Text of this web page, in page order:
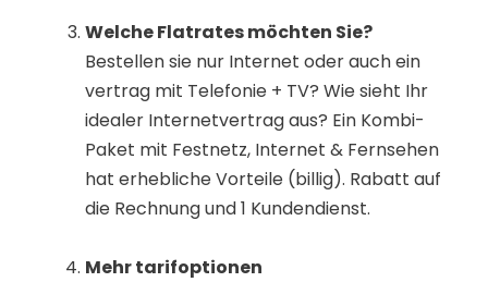
Welche Flatrates möchten Sie?
Bestellen sie nur Internet oder auch ein
vertrag mit Telefonie + TV? Wie sieht Ihr
idealer Internetvertrag aus? Ein Kombi-
Paket mit Festnetz, Internet & Fernsehen
hat erhebliche Vorteile (billig). Rabatt auf
die Rechnung und 1 Kundendienst.
Mehr tarifoptionen